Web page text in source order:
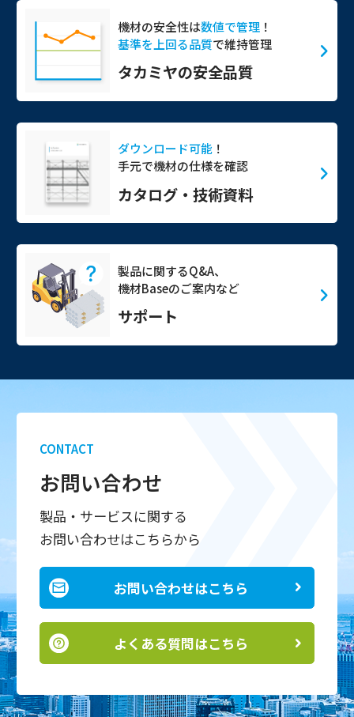
機材の安全性は数値で管理 ！
基準を上回る品質で維持管理
タカミヤの安全品質
ダウンロード可能 ！
手元で機材の仕様を確認
カタログ・技術資料
製品に関するQ&A、
機材Baseのご案内など
サポート
CONTACT
お問い合わせ
製品・サービスに関する
お問い合わせはこちらから
お問い合わせはこちら
よくある質問はこちら